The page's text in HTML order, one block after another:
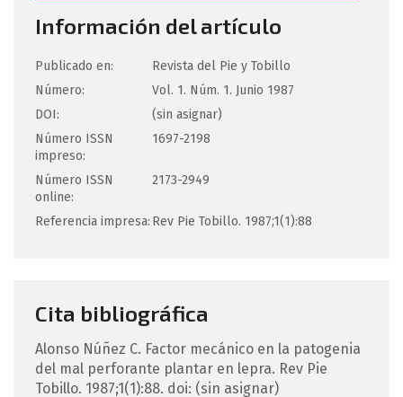
Información del artículo
Publicado en:
Revista del Pie y Tobillo
Número:
Vol. 1. Núm. 1. Junio 1987
DOI:
(sin asignar)
Número ISSN
impreso:
1697-2198
Número ISSN
online:
2173-2949
Referencia impresa: Rev Pie Tobillo. 1987;1(1):88
Cita bibliográfica
Alonso Núñez C. Factor mecánico en la patogenia
del mal perforante plantar en lepra. Rev Pie
Tobillo. 1987;1(1):88. doi: (sin asignar)